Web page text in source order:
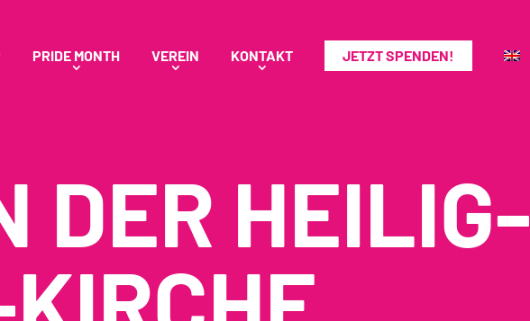
PRIDE MONTH VEREIN KONTAKT JETZT SPENDEN!
DER HEILIG-